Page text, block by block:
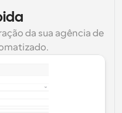
da sua agência de